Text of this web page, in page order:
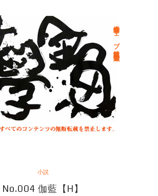
総合文学ウェブ情報誌 文学金魚
小説
No.004 伽藍【H】